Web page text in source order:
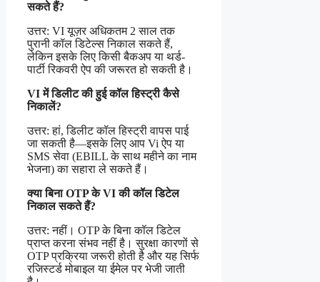
सकते हैं?
उत्तर: VI यूज़र अधिकतम 2 साल तक
पुरानी कॉल डिटेल्स निकाल सकते हैं,
लेकिन इसके लिए किसी बैकअप या थर्ड-
पार्टी रिकवरी ऐप की जरूरत हो सकती है।
VI में डिलीट की हुई कॉल हिस्ट्री कैसे
निकालें?
उत्तर: हां, डिलीट कॉल हिस्ट्री वापस पाई
जा सकती है—इसके लिए आप Vi ऐप या
SMS सेवा (EBILL के साथ महीने का नाम
भेजना) का सहारा ले सकते हैं।
क्या बिना OTP के VI की कॉल डिटेल
निकाल सकते हैं?
उत्तर: नहीं। OTP के बिना कॉल डिटेल
प्राप्त करना संभव नहीं है। सुरक्षा कारणों से
OTP प्रक्रिया जरूरी होती है और यह सिर्फ
रजिस्टर्ड मोबाइल या ईमेल पर भेजी जाती